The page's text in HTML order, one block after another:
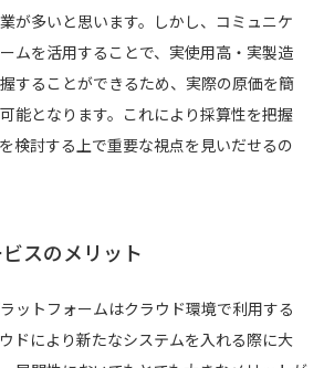
が多いと思います。しかし、コミュニケ
ムを活用することで、実使用高・実製造
することができるため、実際の原価を簡
能となります。これにより採算性を把握
検討する上で重要な視点を見いだせるの
スのメリット
ットフォームはクラウド環境で利用する
ドにより新たなシステムを入れる際に大